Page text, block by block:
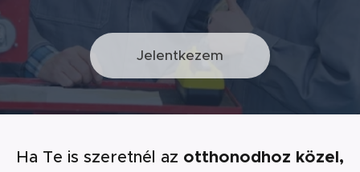
Jelentkezem
Ha Te is szeretnél az otthonodhoz közel,